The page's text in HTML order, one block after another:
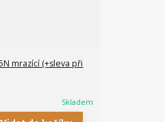
mrazící (+sleva při
Skladem